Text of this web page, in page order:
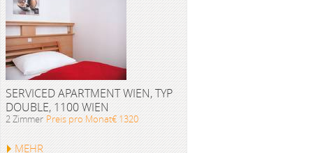
SERVICED APARTMENT WIEN, TYP
DOUBLE, 1100 WIEN
2 Zimmer Preis pro Monat€ 1320
MEHR